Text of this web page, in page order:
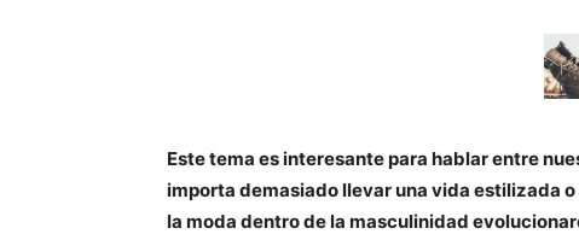
Este tema es interesante para hablar entre
importa demasiado llevar una vida estilizada
la moda dentro de la masculinidad